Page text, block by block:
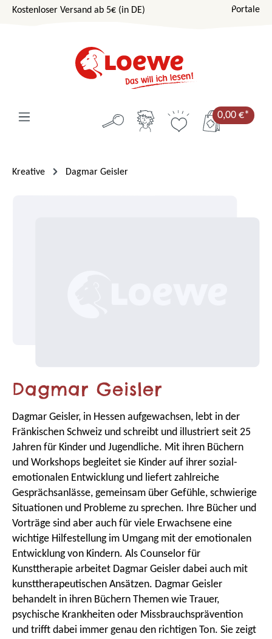
Zum Hauptinhalt springen
Kostenloser Versand ab 5€ (in DE) Portale
0,00 €*
Kreative Dagmar Geisler
Dagmar Geisler
Dagmar Geisler, in Hessen aufgewachsen, lebt in der
Fränkischen Schweiz und schreibt und illustriert seit 25
Jahren für Kinder und Jugendliche. Mit ihren Büchern
und Workshops begleitet sie Kinder auf ihrer sozial-
emotionalen Entwicklung und liefert zahlreiche
Gesprächsanlässe, gemeinsam über Gefühle, schwierige
Situationen und Probleme zu sprechen. Ihre Bücher und
Vorträge sind aber auch für viele Erwachsene eine
wichtige Hilfestellung im Umgang mit der emotionalen
Entwicklung von Kindern. Als Counselor für
Kunsttherapie arbeitet Dagmar Geisler dabei auch mit
kunsttherapeutischen Ansätzen. Dagmar Geisler
behandelt in ihren Büchern Themen wie Trauer,
psychische Krankheiten oder Missbrauchsprävention
und trifft dabei immer genau den richtigen Ton. Sie zeigt